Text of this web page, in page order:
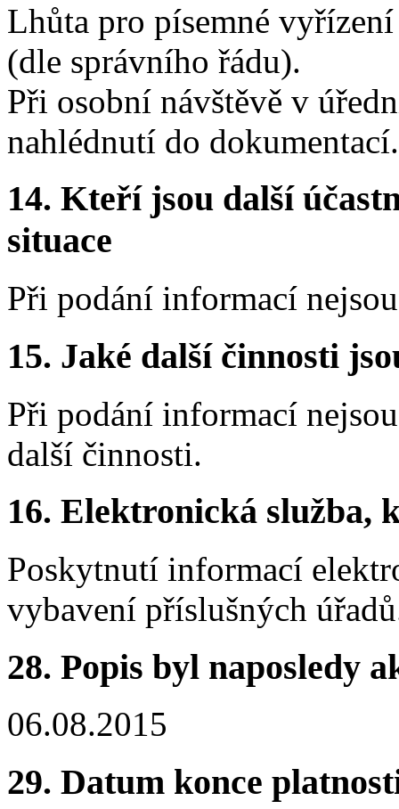
Lhůta pro písemné
(dle správního řádu).
Při osobní návštěvě v
nahlédnutí do dokumentací.
14. Kteří jsou další
situace
Při podání informací
15. Jaké další činnosti
Při podání informací
další činnosti.
16. Elektronická služba,
Poskytnutí informací
vybavení příslušných
28. Popis byl naposledy
06.08.2015
29. Datum konce